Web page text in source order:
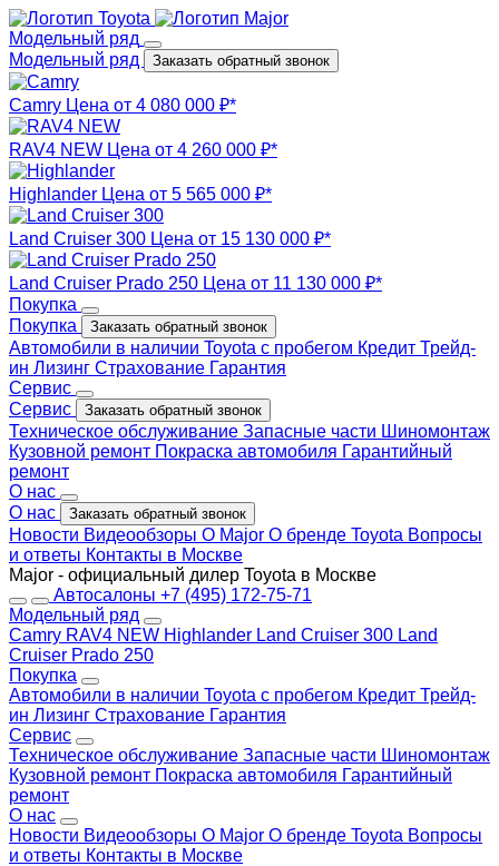
Модельный ряд
Модельный ряд
Заказать обратный звонок
Camry Цена от 4 080 000 ₽*
RAV4 NEW Цена от 4 260 000 ₽*
Highlander Цена от 5 565 000 ₽*
Land Cruiser 300 Цена от 15 130 000 ₽*
Land Cruiser Prado 250 Цена от 11 130 000 ₽*
Покупка
Покупка
Заказать обратный звонок
Автомобили в наличии Toyota с пробегом Кредит Трейд-
ин Лизинг Страхование Гарантия
Сервис
Сервис
Заказать обратный звонок
Техническое обслуживание Запасные части Шиномонтаж
Кузовной ремонт Покраска автомобиля Гарантийный
ремонт
О нас
О нас
Заказать обратный звонок
Новости Видеообзоры О Major О бренде Toyota Вопросы
и ответы Контакты в Москве
Major - официальный дилер Toyota в Москве
Автосалоны +7 (495) 172-75-71
Модельный ряд
Camry RAV4 NEW Highlander Land Cruiser 300 Land
Cruiser Prado 250
Покупка
Автомобили в наличии Toyota с пробегом Кредит Трейд-
ин Лизинг Страхование Гарантия
Сервис
Техническое обслуживание Запасные части Шиномонтаж
Кузовной ремонт Покраска автомобиля Гарантийный
ремонт
О нас
Новости Видеообзоры О Major О бренде Toyota Вопросы
и ответы Контакты в Москве